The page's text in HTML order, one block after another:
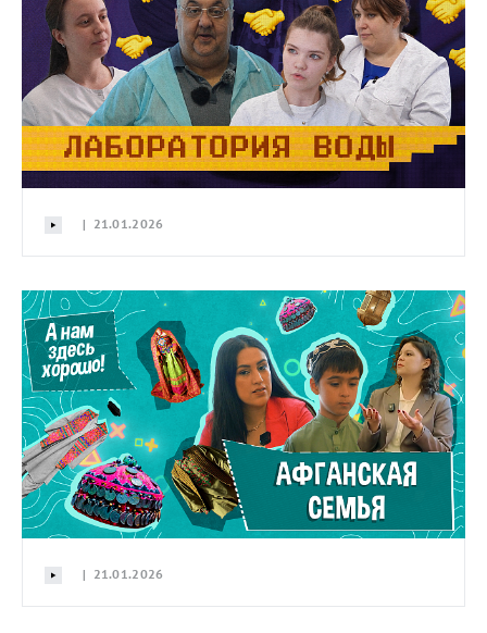
| 21.01.2026
| 21.01.2026